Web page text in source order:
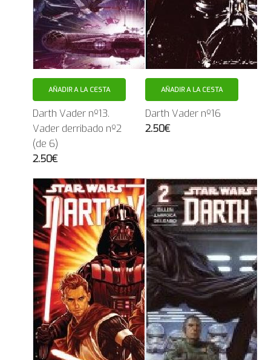
AÑADIR A LA CESTA
Darth Vader nº13.
Vader derribado nº2
(de 6)
2.50€
AÑADIR A LA CESTA
Darth Vader nº16
2.50€